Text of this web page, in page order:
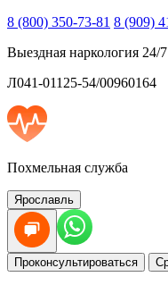
8 (800) 350-73-81 8 (909)
Выездная наркология 24/7
Л041-01125-54/00960164
Похмельная служба
Ярославль
Проконсультироваться